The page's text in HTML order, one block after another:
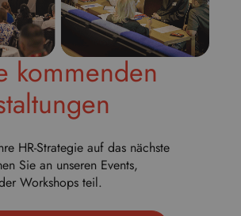
kommenden
HR-Strategie auf das nächste
Sie an unseren Events,
Workshops teil.